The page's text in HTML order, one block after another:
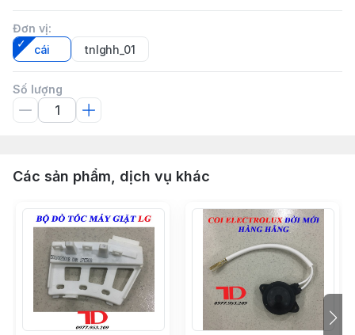
Đơn vị:
cái
tnlghh_01
Số lượng
Các sản phẩm, dịch vụ khác